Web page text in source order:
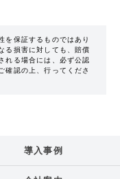
を保証するものではあり
る損害に対しても、賠償
れる場合には、必ず公認
確認の上、行ってくださ
導入事例